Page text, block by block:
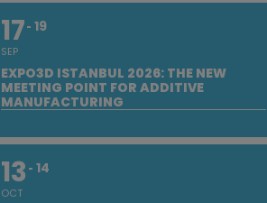
17
SEP
19
EXPO3D ISTANBUL 2026: THE NEW
MEETING POINT FOR ADDITIVE
MANUFACTURING
13
OCT
14